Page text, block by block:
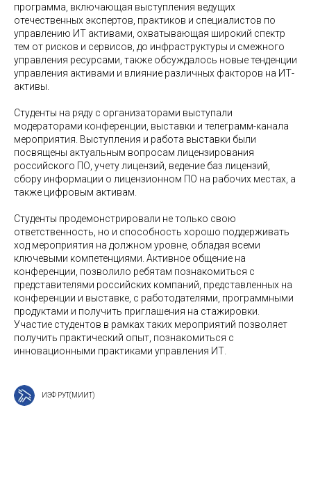
программа, включающая выступления ведущих
отечественных экспертов, практиков и специалистов по
управлению ИТ активами, охватывающая широкий спектр
тем от рисков и сервисов, до инфраструктуры и смежного
управления ресурсами, также обсуждалось новые тенденции
управления активами и влияние различных факторов на ИТ-
активы.
Студенты на ряду с организаторами выступали
модераторами конференции, выставки и телеграмм-канала
мероприятия. Выступления и работа выставки были
посвящены актуальным вопросам лицензирования
российского ПО, учету лицензий, ведение баз лицензий,
сбору информации о лицензионном ПО на рабочих местах, а
также цифровым активам.
Студенты продемонстрировали не только свою
ответственность, но и способность хорошо поддерживать
ход мероприятия на должном уровне, обладая всеми
ключевыми компетенциями. Активное общение на
конференции, позволило ребятам познакомиться с
представителями российских компаний, представленных на
конференции и выставке, с работодателями, программными
продуктами и получить приглашения на стажировки.
Участие студентов в рамках таких мероприятий позволяет
получить практический опыт, познакомиться с
инновационными практиками управления ИТ.
ИЭФ РУТ(МИИТ)